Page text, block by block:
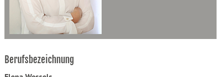
Berufsbezeichnung